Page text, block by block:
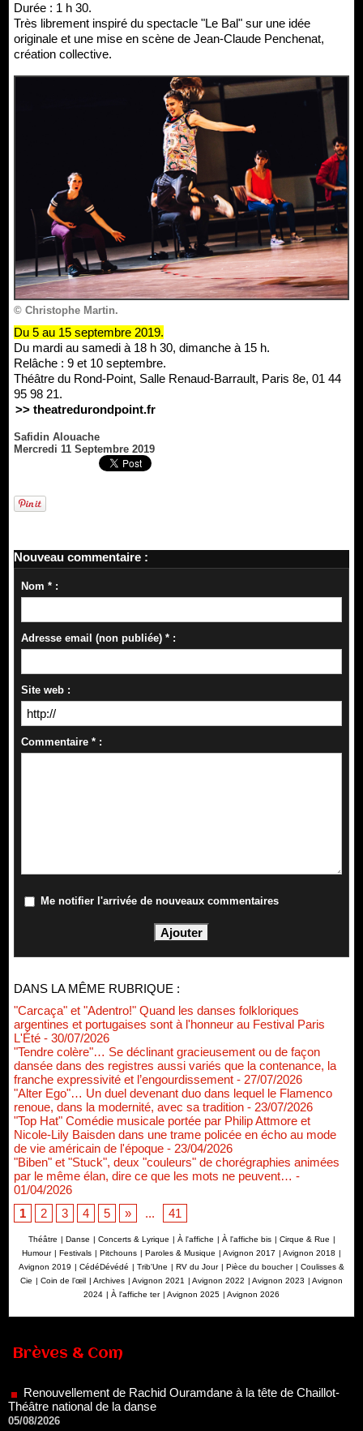
Durée : 1 h 30.
Très librement inspiré du spectacle "Le Bal" sur une idée
originale et une mise en scène de Jean-Claude Penchenat,
création collective.
© Christophe Martin.
Du 5 au 15 septembre 2019.
Du mardi au samedi à 18 h 30, dimanche à 15 h.
Relâche : 9 et 10 septembre.
Théâtre du Rond-Point, Salle Renaud-Barrault, Paris 8e, 01 44
95 98 21.
>> theatredurondpoint.fr
Safidin Alouache
Mercredi 11 Septembre 2019
Nouveau commentaire :
Nom * :
Adresse email (non publiée) * :
Site web :
Commentaire * :
Me notifier l'arrivée de nouveaux commentaires
DANS LA MÊME RUBRIQUE :
"Carcaça" et "Adentro!" Quand les danses folkloriques
argentines et portugaises sont à l'honneur au Festival Paris
L'Été - 30/07/2026
"Tendre colère"… Se déclinant gracieusement ou de façon
dansée dans des registres aussi variés que la contenance, la
franche expressivité et l’engourdissement - 27/07/2026
"Alter Ego"… Un duel devenant duo dans lequel le Flamenco
renoue, dans la modernité, avec sa tradition - 23/07/2026
"Top Hat" Comédie musicale portée par Philip Attmore et
Nicole-Lily Baisden dans une trame policée en écho au mode
de vie américain de l'époque - 23/04/2026
"Biben" et "Stuck", deux "couleurs" de chorégraphies animées
par le même élan, dire ce que les mots ne peuvent… -
01/04/2026
1
2 3 4 5 » ... 41
Théâtre | Danse | Concerts & Lyrique | À l'affiche | À l'affiche bis | Cirque & Rue |
Humour | Festivals | Pitchouns | Paroles & Musique | Avignon 2017 | Avignon 2018 |
Avignon 2019 | CédéDévédé | Trib'Une | RV du Jour | Pièce du boucher | Coulisses &
Cie | Coin de l’œil | Archives | Avignon 2021 | Avignon 2022 | Avignon 2023 | Avignon
2024 | À l'affiche ter | Avignon 2025 | Avignon 2026
Brèves & Com
Renouvellement de Rachid Ouramdane à la tête de Chaillot-
Théâtre national de la danse
Nomination de Jérôme Montchal à la direction du Phénix,
Scène nationale de Valenciennes Métropole
22/07/2026